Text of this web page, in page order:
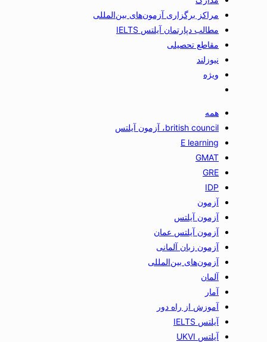
مراکز برگزاری آزمون‌های بین‌المللی
مطالب دپارتمان آیلتس IELTS
مقاطع تحصیلی
نیوزلند
ویژه
همه
british council، آزمون آیلتس
E learning
GMAT
GRE
IDP
آزمون
آزمون آیلتس
آزمون آیلتس عمان
آزمون زبان آلمانی
آزمون‌های بین‌المللی
آلمان
آمار
آموزش از راه دور
آیلتس IELTS
آیلتس UKVI